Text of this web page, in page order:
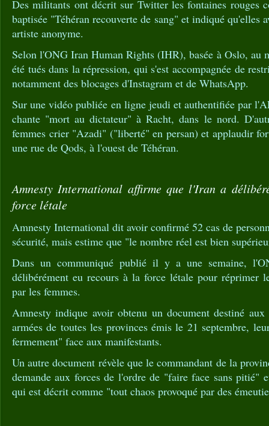
Des militants ont décrit sur Twitter les fontaines rouges
baptisée "Téhéran recouverte de sang" et indiqué qu'elles
artiste anonyme.
Selon l'ONG Iran Human Rights (IHR), basée à Oslo, au
été tués dans la répression, qui s'est accompagnée de
notamment des blocages d'Instagram et de WhatsApp.
Sur une vidéo publiée en ligne jeudi et authentifiée par
chante "mort au dictateur" à Racht, dans le nord.
femmes crier "Azadi" ("liberté" en persan) et applaudir
une rue de Qods, à l'ouest de Téhéran.
Amnesty International affirme que l'Iran a
force létale
Amnesty International dit avoir confirmé 52 cas de
sécurité, mais estime que "le nombre réel est bien
Dans un communiqué publié il y a une semaine,
délibérément eu recours à la force létale pour réprimer
par les femmes.
Amnesty indique avoir obtenu un document destiné aux
armées de toutes les provinces émis le 21 septembre,
fermement" face aux manifestants.
Un autre document révèle que le commandant de la
demande aux forces de l'ordre de "faire face sans pitié"
qui est décrit comme "tout chaos provoqué par des